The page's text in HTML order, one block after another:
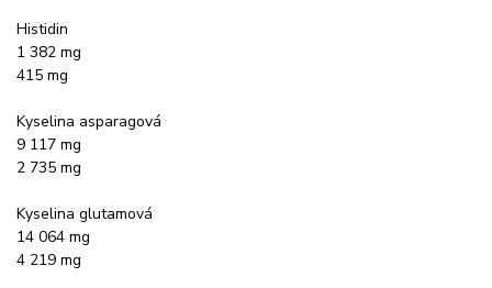
Histidin
1 382 mg
415 mg
Kyselina asparagová
9 117 mg
2 735 mg
Kyselina glutamová
14 064 mg
4 219 mg